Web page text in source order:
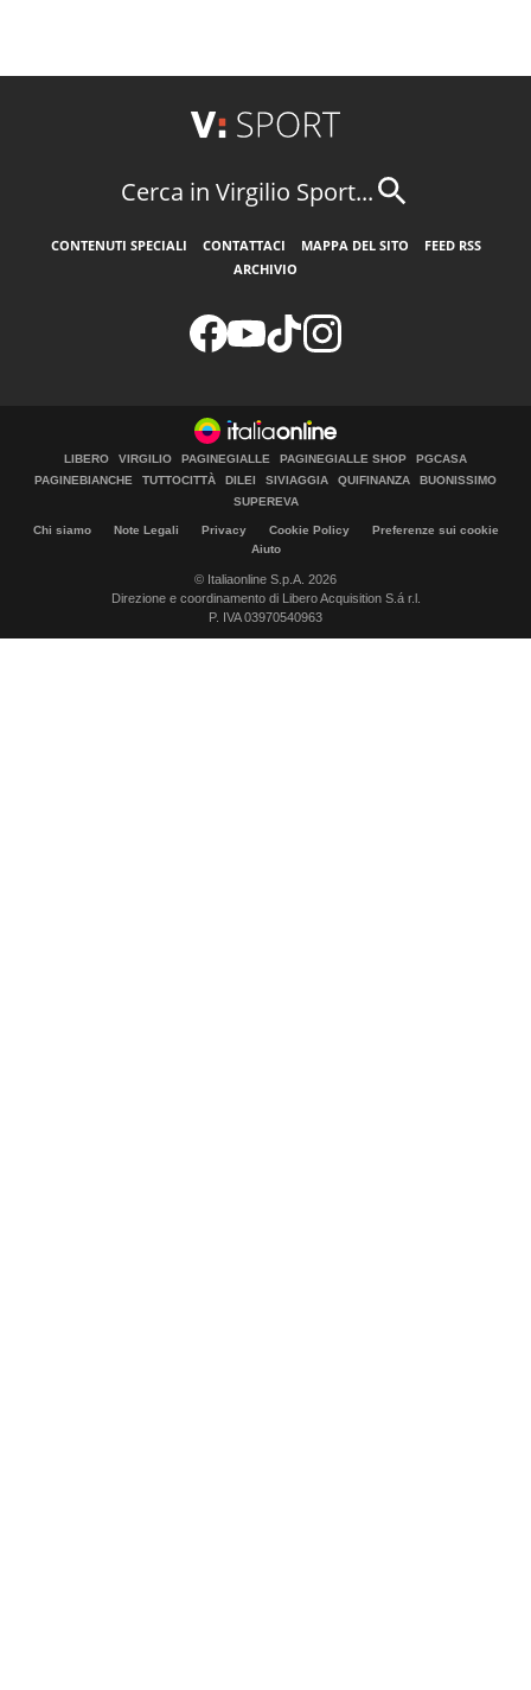
Cerca in Virgilio Sport...
CONTENUTI SPECIALI CONTATTACI MAPPA DEL SITO
FEED RSS
ARCHIVIO
LIBERO VIRGILIO PAGINEGIALLE PAGINEGIALLE SHOP
PGCASA
PAGINEBIANCHE
TUTTOCITTÀ DILEI SIVIAGGIA QUIFINANZA
BUONISSIMO
SUPEREVA
Chi siamo Note Legali Privacy Cookie Policy
Preferenze sui cookie
Aiuto
© Italiaonline S.p.A. 2026
Direzione e coordinamento di Libero Acquisition S.á r.l.
P. IVA 03970540963